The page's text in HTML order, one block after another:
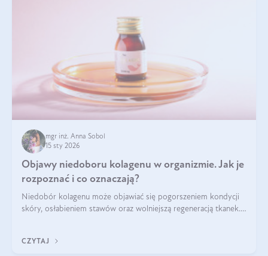
mgr inż. Anna Sobol
15 sty 2026
Objawy niedoboru kolagenu w organizmie. Jak je
rozpoznać i co oznaczają?
Niedobór kolagenu może objawiać się pogorszeniem kondycji
skóry, osłabieniem stawów oraz wolniejszą regeneracją tkanek.
osłabienie włosów.
CZYTAJ